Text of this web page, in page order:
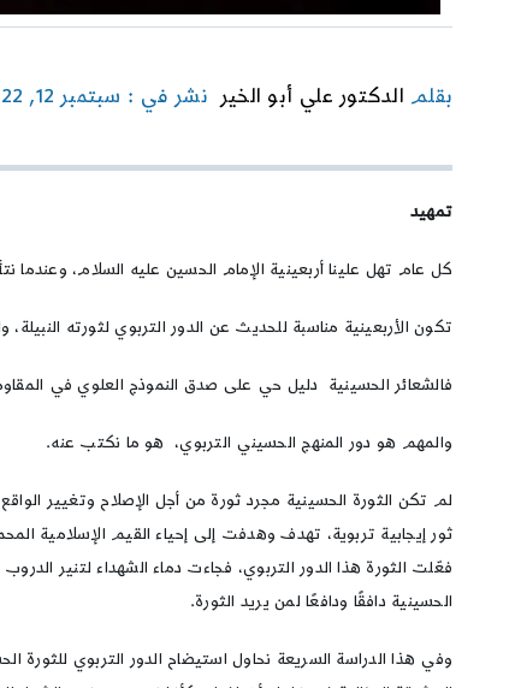
بقلم الدكتور علي أبو الخير نشر في : سبتمبر 12, 2022
تمهيد
كل عام تهل علينا أربعينية الإمام الحسين عليه السلام،
تكون الأربعينية مناسبة للحديث عن الدور التربوي لثورته
فالشعائر الحسينية دليل حي على صدق النموذج العلوي في
والمهم هو دور المنهج الحسيني التربوي، هو ما نكتب عنه.
لم تكن الثورة الحسينية مجرد ثورة من أجل الإصلاح وتغيير
ثور إيجابية تربوية، تهدف وهدفت إلى إحياء القيم الإسلامية
فعّلت الثورة هذا الدور التربوي، فجاءت دماء الشهداء لتنير
الحسينية دافقًا ودافعًا لمن يريد الثورة.
وفي هذا الدراسة السريعة نحاول استيضاح الدور التربوي